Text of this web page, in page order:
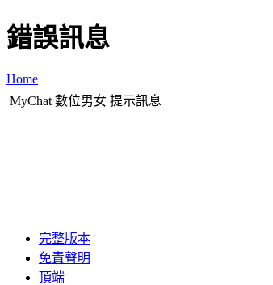
錯誤訊息
Home
MyChat 數位男女 提示訊息
完整版本
免責聲明
頂端